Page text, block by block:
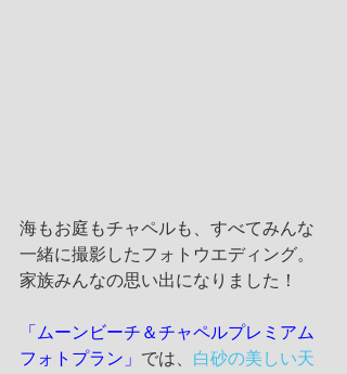
海もお庭もチャペルも、すべてみんな
一緒に撮影したフォトウエディング。
家族みんなの思い出になりました！
「ムーンビーチ＆チャペルプレミアム
フォトプラン」 では、 白砂の美しい天